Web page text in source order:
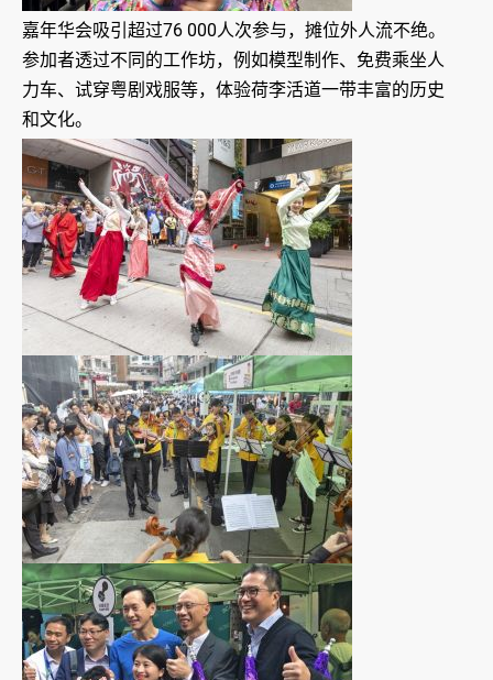
嘉年华会吸引超过76 000人次参与，摊位外人流不绝。
参加者透过不同的工作坊，例如模型制作、免费乘坐人
力车、试穿粤剧戏服等，体验荷李活道一带丰富的历史
和文化。